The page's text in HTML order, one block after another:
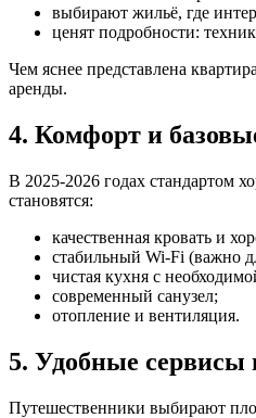
выбирают жильё, где
ценят подробности:
Чем яснее представлена
аренды.
4. Комфорт и
В 2025-2026 годах стандартом
становятся:
качественная кровать и
стабильный Wi-Fi (важно
чистая кухня с
современный санузел;
отопление и вентиляция.
5. Удобные сервисы
Путешественники выбирают